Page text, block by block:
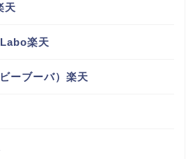
天
楽天
ーブーバ）楽天